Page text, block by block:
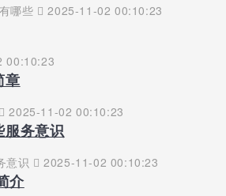
哪些 2025-11-02 00:10:23
00:10:23
章
2025-11-02 00:10:23
服务意识
意识 2025-11-02 00:10:23
介